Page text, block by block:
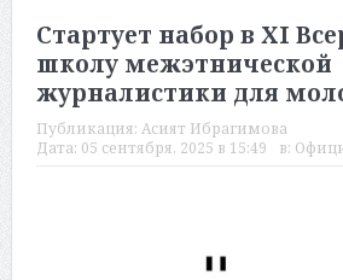
Стартует набор в XI
школу межэтнической
журналистики для
Публикация: Асият Ибрагимова
Дата: 05 сентября, 2025 в 15:49 в: